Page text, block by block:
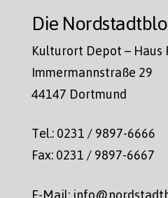
Die
Kulturort Depot – Haus
Immermannstraße 29
44147 Dortmund
Tel.: 0231 / 9897-6666
Fax: 0231 / 9897-6667
E-Mail: